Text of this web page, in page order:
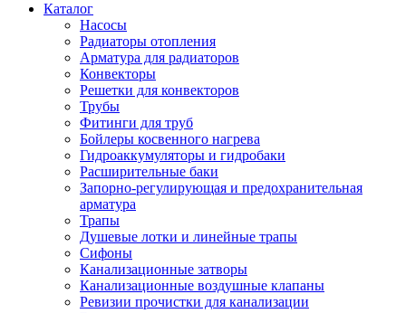
Каталог
Насосы
Радиаторы отопления
Арматура для радиаторов
Конвекторы
Решетки для конвекторов
Трубы
Фитинги для труб
Бойлеры косвенного нагрева
Гидроаккумуляторы и гидробаки
Расширительные баки
Запорно-регулирующая и предохранительная
арматура
Трапы
Душевые лотки и линейные трапы
Сифоны
Канализационные затворы
Канализационные воздушные клапаны
Ревизии прочистки для канализации